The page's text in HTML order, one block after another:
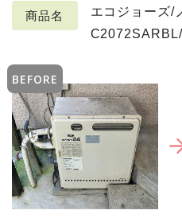
商品名
エコジョーズ/
BEFORE